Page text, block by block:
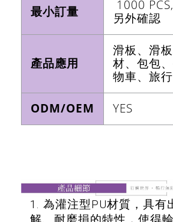
最小訂量
1000
另外確認
產品應用
滑板、滑
材、包包
物車、旅
ODM/OEM YES
1. 為灌注型PU材質，具有